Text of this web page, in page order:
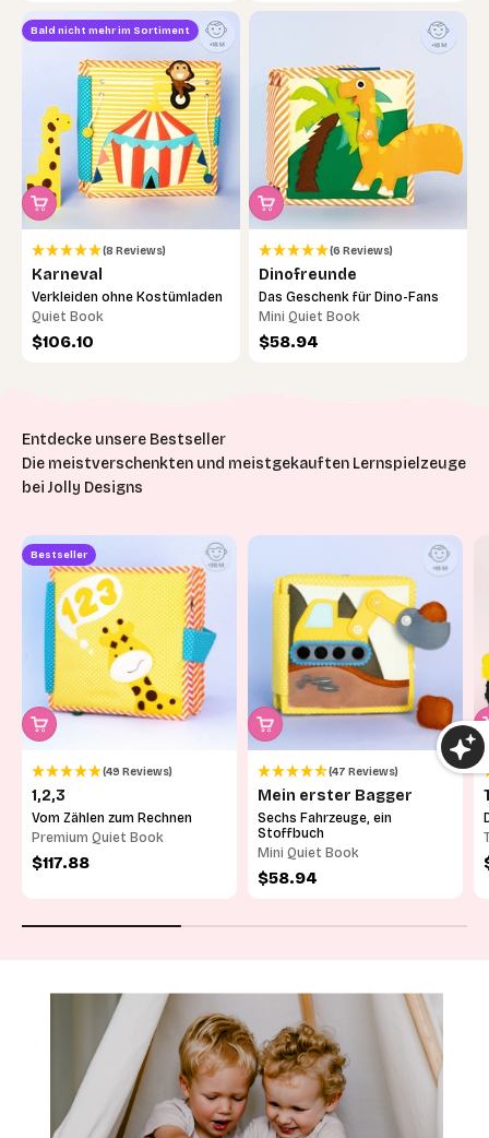
Bald nicht mehr im Sortiment
(8 Reviews)
Karneval
Verkleiden ohne Kostümladen
Quiet Book
Angebot
$106.10
(6 Reviews)
Dinofreunde
Das Geschenk für Dino-Fans
Mini Quiet Book
Angebot
$58.94
Die meistverschenkten und meistgekauften Lernspielzeuge
bei Jolly Designs
Bestseller
(49 Reviews)
1,2,3
Vom Zählen zum Rechnen
Premium Quiet Book
Angebot
$117.88
(47 Reviews)
Mein erster Bagger
Sechs Fahrzeuge, ein
Stoffbuch
Mini Quiet Book
Angebot
$58.94